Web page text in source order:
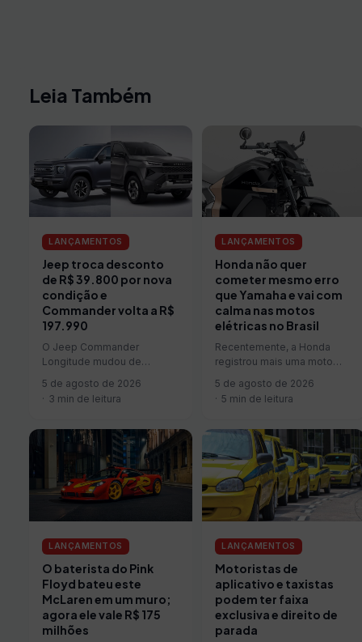
Leia Também
LANÇAMENTOS
Jeep troca desconto
de R$ 39.800 por nova
condição e
Commander volta a R$
197.990
O Jeep Commander
Longitude mudou de
vésperas do fim da
campanha. Depois de
5 de agosto de 2026
3 min de leitura
LANÇAMENTOS
Honda não quer
cometer mesmo erro
que Yamaha e vai com
calma nas motos
elétricas no Brasil
Recentemente, a Honda
registrou mais uma moto
brasileiro, a UC3, o que mais
uma vez…
5 de agosto de 2026
5 min de leitura
LANÇAMENTOS
O baterista do Pink
Floyd bateu este
McLaren em um muro;
agora ele vale R$ 175
milhões
LANÇAMENTOS
Motoristas de
aplicativo e taxistas
podem ter faixa
exclusiva e direito de
parada